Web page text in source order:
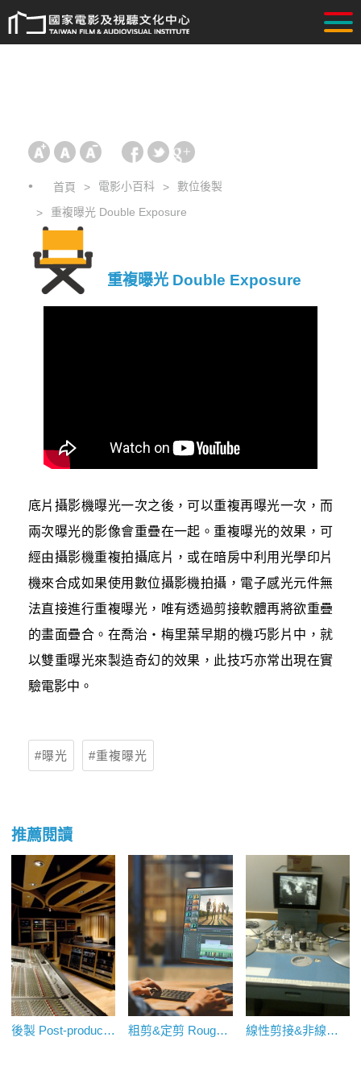
首頁 電影小百科
數位後製
重複曝光 Double Exposure
重複曝光 Double Exposure
底片攝影機曝光一次之後，可以重複再曝光一次，而
兩次曝光的影像會重疊在一起。重複曝光的效果，可
經由攝影機重複拍攝底片，或在暗房中利用光學印片
機來合成如果使用數位攝影機拍攝，電子感光元件無
法直接進行重複曝光，唯有透過剪接軟體再將欲重疊
的畫面疊合。在喬治‧梅里葉早期的機巧影片中，就
以雙重曝光來製造奇幻的效果，此技巧亦常出現在實
驗電影中。
曝光 重複曝光
推薦閱讀
後製 Post-production 粗剪&定剪 Rough Cut&Final Cut 線性剪接&非線性剪接 Linear&Non-linear